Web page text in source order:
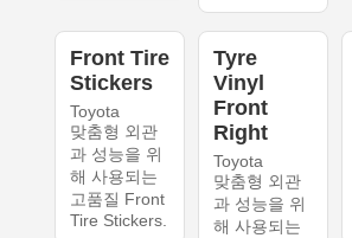
Front Tire
Stickers
Toyota
맞춤형 외관
과 성능을 위
해 사용되는
고품질 Front
Tire Stickers.
Tyre
Vinyl
Front
Right
Toyota
맞춤형 외관
과 성능을 위
해 사용되는